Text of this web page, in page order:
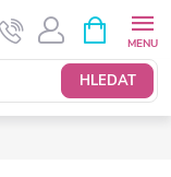
HLEDAT
NÁKUPNÍ
KOŠÍK